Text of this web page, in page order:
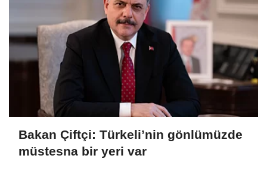
Bakan Çiftçi: Türkeli’nin gönlümüzde
müstesna bir yeri var